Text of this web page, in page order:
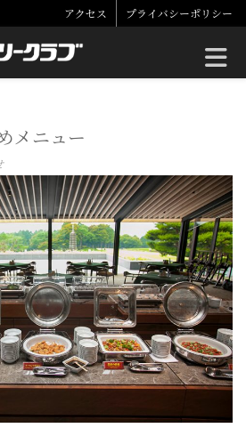
アクセス プライバシーポリシー
メニュー